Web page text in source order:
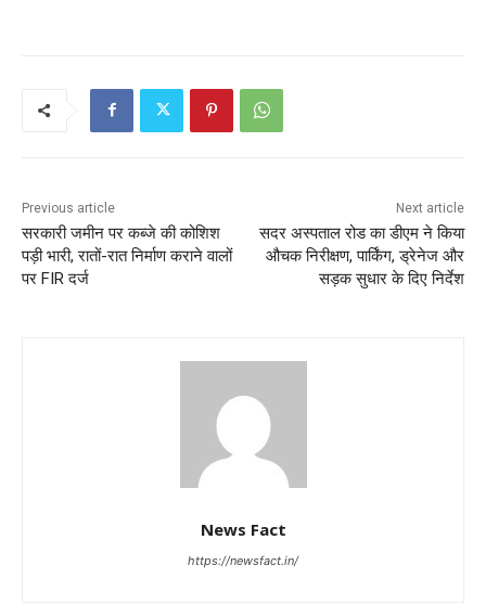
Previous article
सरकारी जमीन पर कब्जे की कोशिश
पड़ी भारी, रातों-रात निर्माण कराने वालों
पर FIR दर्ज
Next article
सदर अस्पताल रोड का डीएम ने किया
औचक निरीक्षण, पार्किंग, ड्रेनेज और
सड़क सुधार के दिए निर्देश
News Fact
https://newsfact.in/